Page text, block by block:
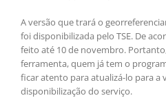
A versão que trará o
foi disponibilizada pelo TSE. De
feito até 10 de novembro.
ferramenta, quem já tem o
ficar atento para atualizá-lo para a
disponibilização do serviço.